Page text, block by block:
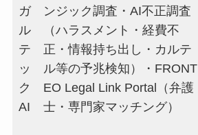
ガ
ル
テ
ッ
ク
AI
ンジック調査・AI不正調査
（ハラスメント・経費不
正・情報持ち出し・カルテ
ル等の予兆検知）・FRONT
EO Legal Link Portal（弁護
士・専門家マッチング）